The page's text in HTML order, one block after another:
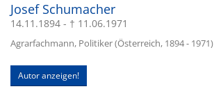
Josef Schumacher
14.11.1894 - † 11.06.1971
Agrarfachmann, Politiker (Österreich, 1894 - 1971)
Autor anzeigen!